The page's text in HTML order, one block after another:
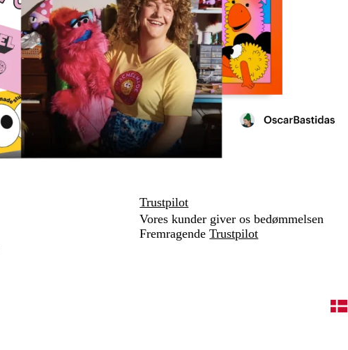
Trustpilot
Vores kunder giver os bedømmelsen
FremragendeTrustpilot